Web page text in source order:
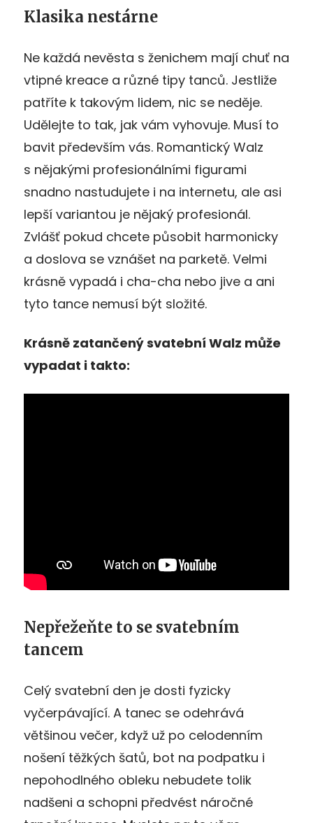
Klasika nestárne
Ne každá nevěsta s ženichem mají chuť na
vtipné kreace a různé tipy tanců. Jestliže
patříte k takovým lidem, nic se neděje.
Udělejte to tak, jak vám vyhovuje. Musí to
bavit především vás. Romantický Walz
s nějakými profesionálními figurami
snadno nastudujete i na internetu, ale asi
lepší variantou je nějaký profesionál.
Zvlášť pokud chcete působit harmonicky
a doslova se vznášet na parketě. Velmi
krásně vypadá i cha-cha nebo jive a ani
tyto tance nemusí být složité.
Krásně zatančený svatební Walz může
vypadat i takto:
Nepřežeňte to se svatebním
tancem
Celý svatební den je dosti fyzicky
vyčerpávající. A tanec se odehrává
většinou večer, když už po celodenním
nošení těžkých šatů, bot na podpatku i
nepohodlného obleku nebudete tolik
nadšeni a schopni předvést náročné